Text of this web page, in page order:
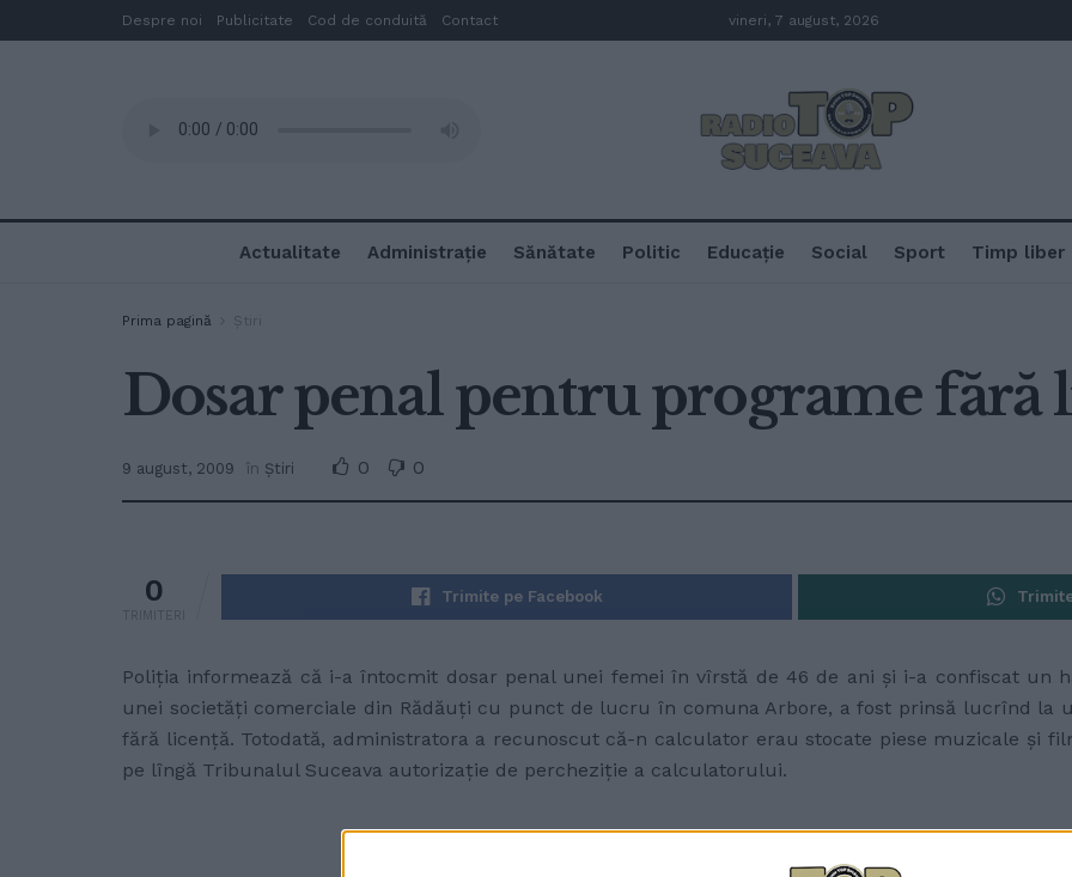
Despre noi Publicitate Cod de conduită Contact vineri, 7 august, 2026
Actualitate Administrație Sănătate Politic Educație Social Sport Timp liber
Prima pagină Ştiri
Dosar penal pentru programe fără
9 august, 2009 în Ştiri 0 0
0
TRIMITERI
Trimite pe Facebook
Poliţia informează că i-a întocmit dosar penal unei femei în vîrstă de 46 de ani şi i-a confiscat un
unei societăţi comerciale din Rădăuţi cu punct de lucru în comuna Arbore, a fost prinsă lucrînd la
fără licenţă. Totodată, administratora a recunoscut că-n calculator erau stocate piese muzicale şi
pe lîngă Tribunalul Suceava autorizaţie de percheziţie a calculatorului.